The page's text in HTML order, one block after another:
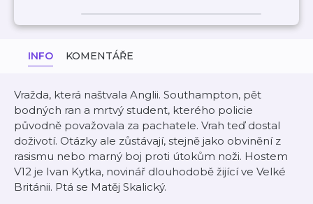
INFO KOMENTÁŘE
Vražda, která naštvala Anglii. Southampton, pět
bodných ran a mrtvý student, kterého policie
původně považovala za pachatele. Vrah teď dostal
doživotí. Otázky ale zůstávají, stejně jako obvinění z
rasismu nebo marný boj proti útokům noži. Hostem
V12 je Ivan Kytka, novinář dlouhodobě žijící ve Velké
Británii. Ptá se Matěj Skalický.